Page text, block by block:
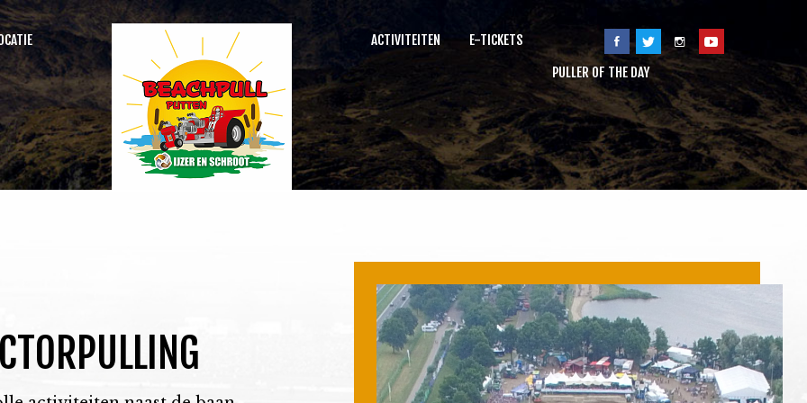
SEARCHOUR SITE
ACTIVITEITEN
E-TICKETS
PULLER OF THE DAY